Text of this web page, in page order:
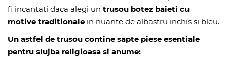
fi incantati daca alegi un trusou botez baieti cu
motive traditionale in nuante de albastru inchis si bleu.
Un astfel de trusou contine sapte piese esentiale
pentru slujba religioasa si anume: